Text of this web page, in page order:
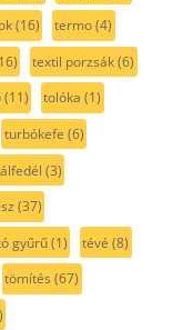
(16) termo(4)
textil porzsák(6)
(11) tolóka (1)
turbókefe (6)
(3)
(37)
gyűrű(1) tévé (8)
tömítés (67)